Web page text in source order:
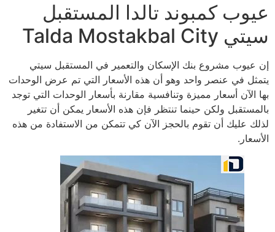
عيوب كمبوند تالدا المستقبل
سيتي Talda Mostakbal City
إن عيوب مشروع بنك الإسكان والتعمير في المستقبل سيتي
يتمثل في عنصر واحد وهو أن هذه الأسعار التي تم عرض الوحدات
بها الآن أسعار مميزة وتنافسية مقارنة بأسعار الوحدات التي توجد
بالمستقبل ولكن حينما تنتظر فإن هذه الأسعار يمكن أن تتغير
لذلك عليك أن تقوم بالحجز الآن كي تتمكن من الاستفادة من هذه
الأسعار.